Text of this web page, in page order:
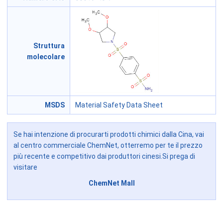
Struttura
molecolare
MSDS Material Safety Data Sheet
Se hai intenzione di procurarti prodotti chimici dalla Cina, vai
al centro commerciale ChemNet, otterremo per te il prezzo
più recente e competitivo dai produttori cinesi.Si prega di
visitare
ChemNet Mall